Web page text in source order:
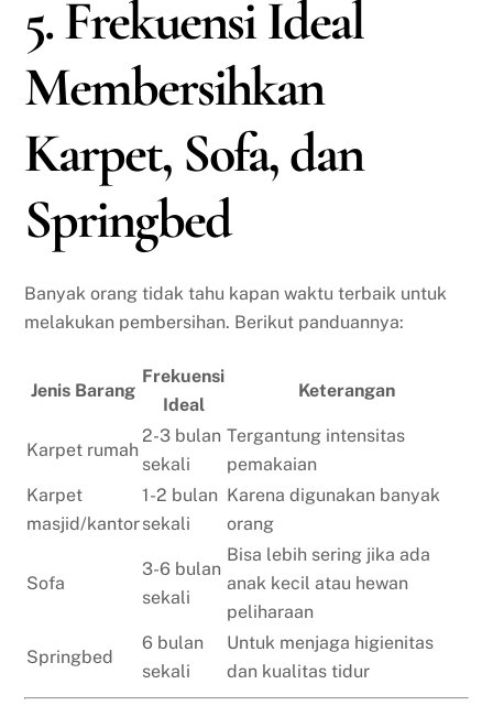
5. Frekuensi Ideal
Membersihkan
Karpet, Sofa, dan
Springbed
Banyak orang tidak tahu kapan waktu terbaik untuk
melakukan pembersihan. Berikut panduannya:
Jenis Barang
Frekuensi
Ideal
Keterangan
Karpet rumah
2-3 bulan
sekali
Tergantung intensitas
pemakaian
Karpet
masjid/kantor
1-2 bulan
sekali
Karena digunakan banyak
orang
Sofa
3-6 bulan
sekali
Bisa lebih sering jika ada
anak kecil atau hewan
peliharaan
Springbed
6 bulan
sekali
Untuk menjaga higienitas
dan kualitas tidur